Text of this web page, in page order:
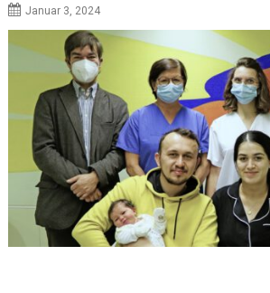
Januar 3, 2024